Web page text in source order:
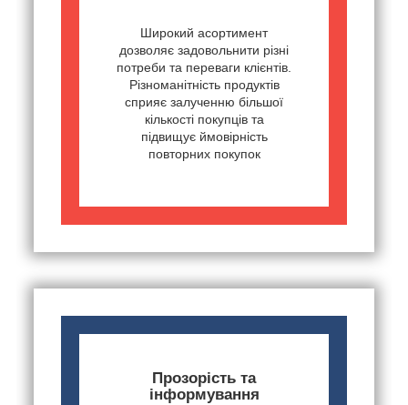
Широкий асортимент
дозволяє задовольнити різні
потреби та переваги клієнтів.
Різноманітність продуктів
сприяє залученню більшої
кількості покупців та
підвищує ймовірність
повторних покупок
Прозорість та
інформування